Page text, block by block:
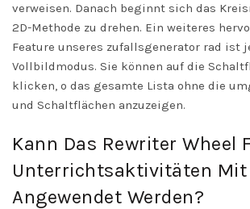
verweisen. Danach beginnt sich das
2D-Methode zu drehen. Ein weiteres
Feature unseres zufallsgenerator rad ist
Vollbildmodus. Sie können auf die
klicken, o das gesamte Lista ohne die
und Schaltflächen anzuzeigen.
Kann Das Rewriter Wheel
Unterrichtsaktivitäten Mit
Angewendet Werden?